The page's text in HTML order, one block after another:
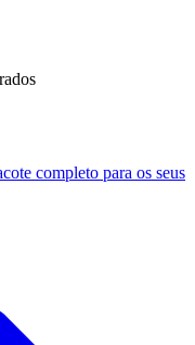
completo para os seus